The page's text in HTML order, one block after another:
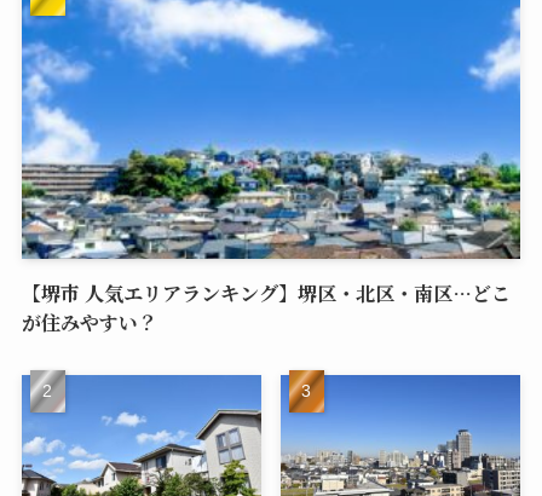
【堺市 人気エリアランキング】堺区・北区・南区…どこ
が住みやすい？